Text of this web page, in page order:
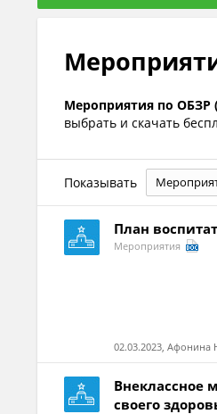
Мероприятия по ОБЗР
выбрать и скачать
Показывать
План
Мероприятия
02.03.2023, Афонина
Внеклассное
своего